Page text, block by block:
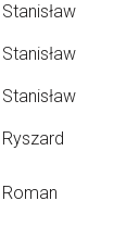
Stanisław
Stanisław
Stanisław
Ryszard
Roman